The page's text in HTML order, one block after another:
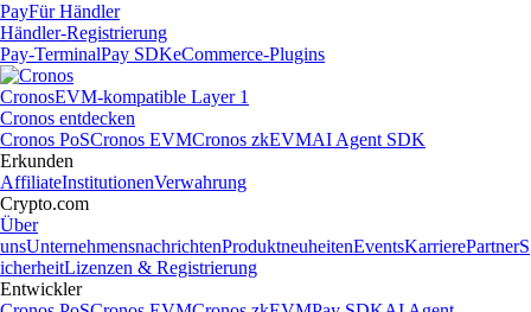
PayFür Händler
Händler-Registrierung
Pay-TerminalPay SDKeCommerce-Plugins
CronosEVM-kompatible Layer 1
Cronos entdecken
Cronos PoSCronos EVMCronos zkEVMAI Agent SDK
Erkunden
AffiliateInstitutionenVerwahrung
Crypto.com
Über
unsUnternehmensnachrichtenProduktneuheitenEventsKarrierePartnerS
icherheitLizenzen & Registrierung
Entwickler